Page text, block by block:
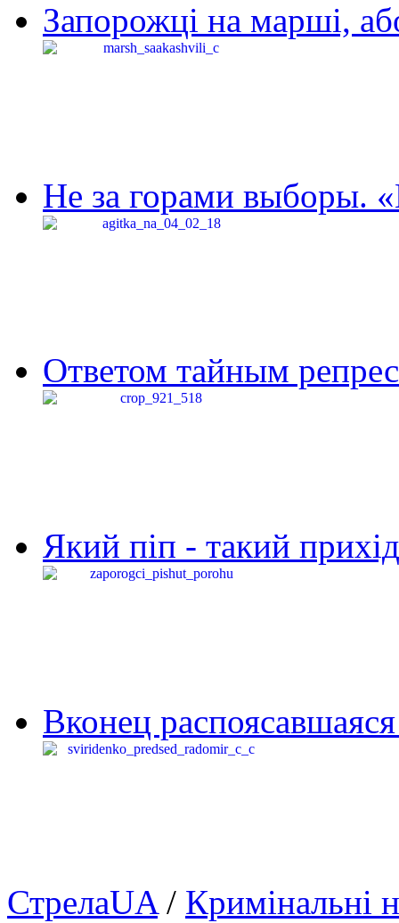
Запорожці на марші,
Не за горами выборы.
Ответом тайным
Який піп - такий
Вконец
СтрелаUA/ Кримінальні